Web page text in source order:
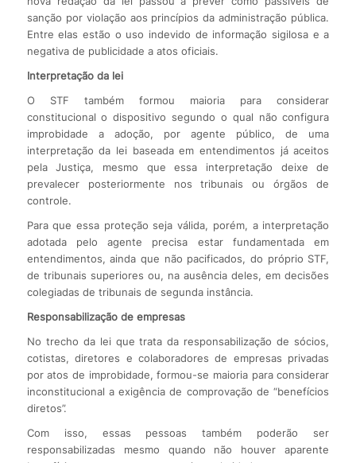
sanção por violação aos princípios da administração pública.
Entre elas estão o uso indevido de informação sigilosa e a
negativa de publicidade a atos oficiais.
Interpretação da lei
O STF também formou maioria para considerar
constitucional o dispositivo segundo o qual não configura
improbidade a adoção, por agente público, de uma
interpretação da lei baseada em entendimentos já aceitos
pela Justiça, mesmo que essa interpretação deixe de
prevalecer posteriormente nos tribunais ou órgãos de
controle.
Para que essa proteção seja válida, porém, a interpretação
adotada pelo agente precisa estar fundamentada em
entendimentos, ainda que não pacificados, do próprio STF,
de tribunais superiores ou, na ausência deles, em decisões
colegiadas de tribunais de segunda instância.
Responsabilização de empresas
No trecho da lei que trata da responsabilização de sócios,
cotistas, diretores e colaboradores de empresas privadas
por atos de improbidade, formou-se maioria para considerar
inconstitucional a exigência de comprovação de “benefícios
diretos”.
Com isso, essas pessoas também poderão ser
responsabilizadas mesmo quando não houver aparente